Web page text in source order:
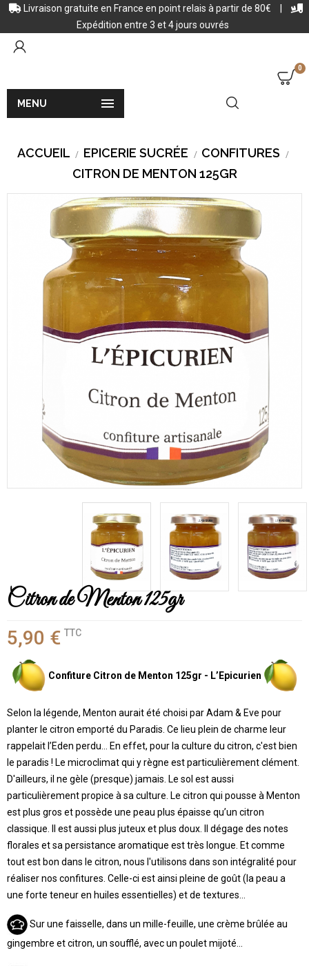
Livraison gratuite en France en point relais à partir de 80€
Expédition entre 3 et 4 jours ouvrés
0

MENU
ACCUEIL EPICERIE SUCRÉE
CONFITURES
CITRON DE MENTON 125GR
Citron de Menton 125gr
5,90 € TTC
Confiture Citron de Menton 125gr - L’Epicurien
Selon la légende, Menton aurait été choisi par Adam & Eve pour
planter le citron emporté du Paradis. Ce lieu plein de charme leur
rappelait l’Eden perdu… En effet, pour la culture du citron, c'est bien
le paradis ! Le microclimat qui y règne est particulièrement clément.
D'ailleurs, il ne gèle (presque) jamais. Le sol est aussi
particulièrement propice à sa culture. Le citron qui pousse à Menton
est plus gros et possède une peau plus épaisse qu’un citron
classique. Il est aussi plus juteux et plus doux. Il dégage des notes
florales et sa persistance aromatique est très longue. Et comme
tout est bon dans le citron, nous l'utilisons dans son intégralité pour
réaliser nos confitures. Celle-ci est ainsi pleine de goût (la peau a
une forte teneur en huiles essentielles) et de textures...
Sur une faisselle, dans un mille-feuille, une crème brûlée au
gingembre et citron, un soufflé, avec un poulet mijoté...